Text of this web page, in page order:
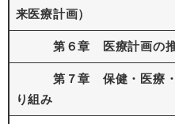
来医療計画）
第６章 医療計画の推
第７章 保健・医療・介
り組み